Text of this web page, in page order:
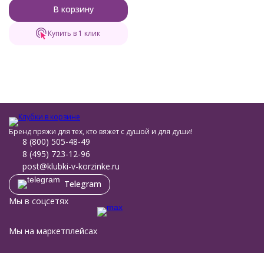
В корзину
Купить в 1 клик
Бренд пряжи для тех, кто вяжет с душой и для души!
8 (800) 505-48-49
8 (495) 723-12-96
post@klubki-v-korzinke.ru
Telegram
Мы в соцсетях
Мы на маркетплейсах